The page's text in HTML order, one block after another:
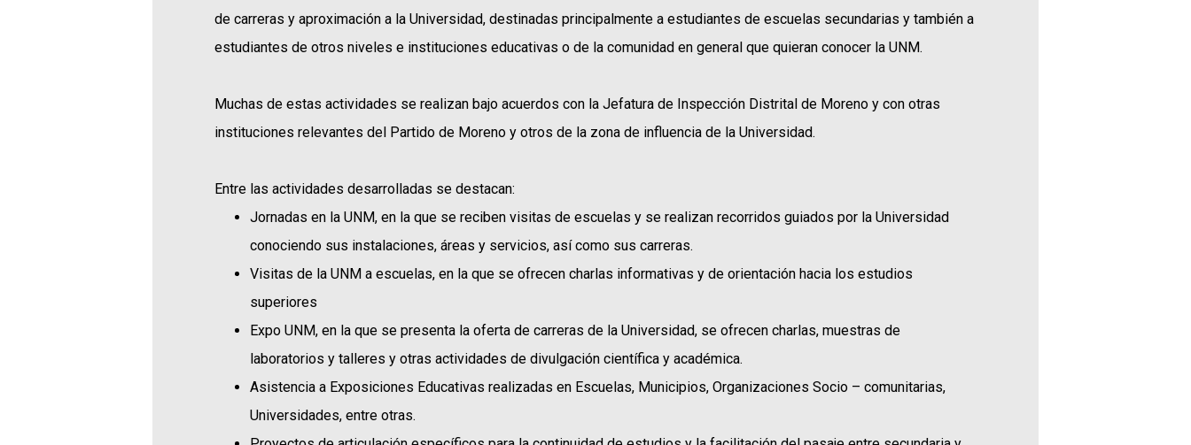
de carreras y aproximación a la Universidad, destinadas principalmente a estudiantes de escuelas secundarias y también a
estudiantes de otros niveles e instituciones educativas o de la comunidad en general que quieran conocer la UNM.
Muchas de estas actividades se realizan bajo acuerdos con la Jefatura de Inspección Distrital de Moreno y con otras
instituciones relevantes del Partido de Moreno y otros de la zona de influencia de la Universidad.
Entre las actividades desarrolladas se destacan:
Jornadas en la UNM, en la que se reciben visitas de escuelas y se realizan recorridos guiados por la Universidad
conociendo sus instalaciones, áreas y servicios, así como sus carreras.
Visitas de la UNM a escuelas, en la que se ofrecen charlas informativas y de orientación hacia los estudios
superiores
Expo UNM, en la que se presenta la oferta de carreras de la Universidad, se ofrecen charlas, muestras de
laboratorios y talleres y otras actividades de divulgación científica y académica.
Asistencia a Exposiciones Educativas realizadas en Escuelas, Municipios, Organizaciones Socio – comunitarias,
Universidades, entre otras.